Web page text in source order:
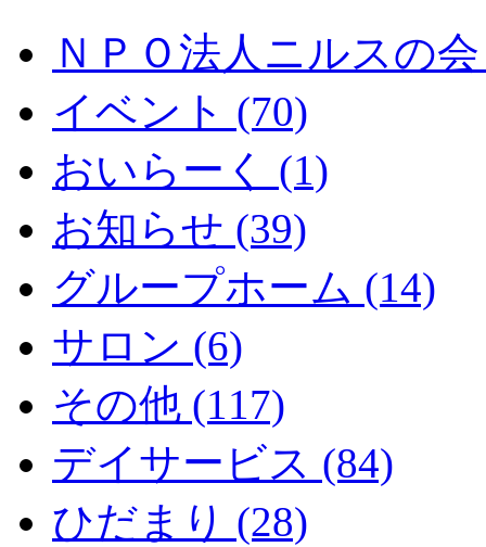
ＮＰＯ法人ニルスの
イベント (70)
おいらーく (1)
お知らせ (39)
グループホーム (14)
サロン (6)
その他 (117)
デイサービス (84)
ひだまり (28)